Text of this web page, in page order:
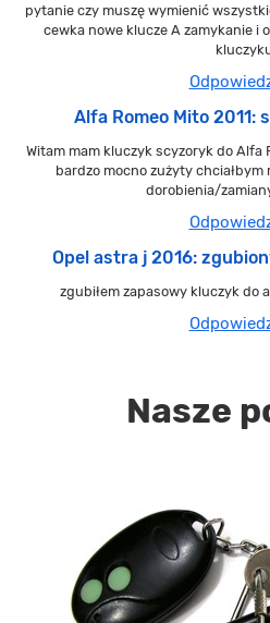
pytanie czy muszę wymienić
cewka nowe klucze A zamykanie i
Alfa Romeo Mito 2011:
Witam mam kluczyk scyzoryk do Alfa
bardzo mocno zużyty
dorobienia/
Opel astra j 2016:
zgubiłem zapasowy kluczyk do
Nasze